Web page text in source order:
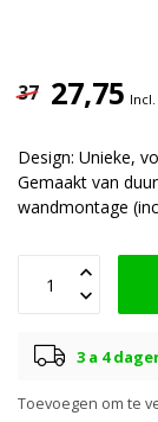
37 27,75
Design: Unieke,
Gemaakt van
wandmontage
3 a 4
Toevoegen om te